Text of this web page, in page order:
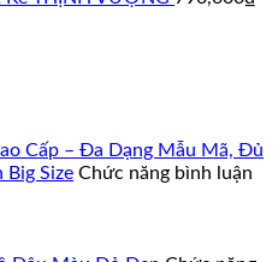
Cấp – Đa Dạng Mẫu Mã, Đủ
Big Size Chức năng bình luận